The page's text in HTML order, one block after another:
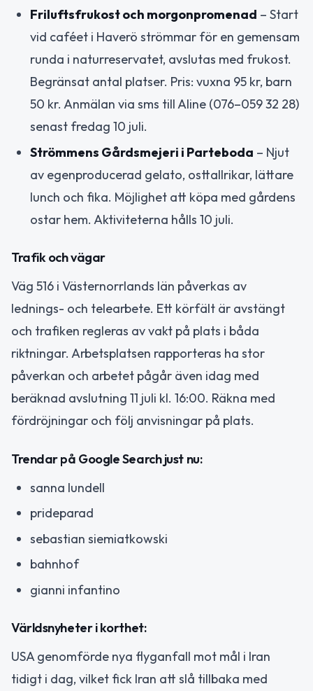
Friluftsfrukost och morgonpromenad – Start
vid caféet i Haverö strömmar för en gemensam
runda i naturreservatet, avslutas med frukost.
Begränsat antal platser. Pris: vuxna 95 kr, barn
50 kr. Anmälan via sms till Aline (076–059 32 28)
senast fredag 10 juli.
Strömmens Gårdsmejeri i Parteboda – Njut
av egenproducerad gelato, osttallrikar, lättare
lunch och fika. Möjlighet att köpa med gårdens
ostar hem. Aktiviteterna hålls 10 juli.
Trafik och vägar
Väg 516 i Västernorrlands län påverkas av
lednings- och telearbete. Ett körfält är avstängt
och trafiken regleras av vakt på plats i båda
riktningar. Arbetsplatsen rapporteras ha stor
påverkan och arbetet pågår även idag med
beräknad avslutning 11 juli kl. 16:00. Räkna med
fördröjningar och följ anvisningar på plats.
Trendar på Google Search just nu:
sanna lundell
prideparad
sebastian siemiatkowski
bahnhof
gianni infantino
Världsnyheter i korthet:
USA genomförde nya flyganfall mot mål i Iran
tidigt i dag, vilket fick Iran att slå tillbaka med